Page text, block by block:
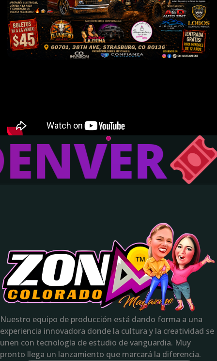
Nuestro equipo de producción está dando forma a una
experiencia innovadora donde la cultura y la creatividad se
unen con tecnología de estudio de vanguardia. Muy
pronto llega un lanzamiento que marcará la diferencia.